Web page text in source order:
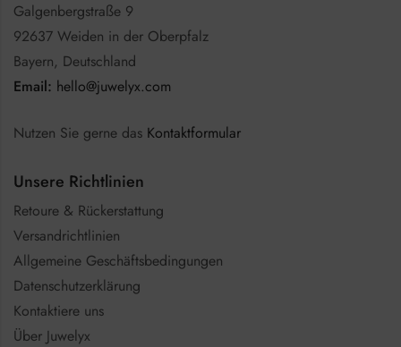
Galgenbergstraße 9
92637 Weiden in der Oberpfalz
Bayern, Deutschland
Email: hello@juwelyx.com
Nutzen Sie gerne das Kontaktformular
Unsere Richtlinien
Retoure & Rückerstattung
Versandrichtlinien
Allgemeine Geschäftsbedingungen
Datenschutzerklärung
Kontaktiere uns
Über Juwelyx